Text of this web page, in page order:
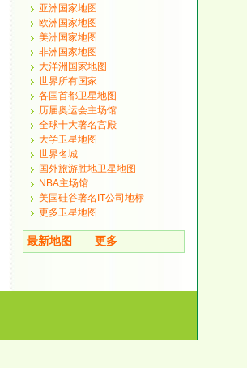
亚洲国家地图
欧洲国家地图
美洲国家地图
非洲国家地图
大洋洲国家地图
世界所有国家
各国首都卫星地图
历届奥运会主场馆
全球十大著名宫殿
大学卫星地图
世界名城
国外旅游胜地卫星地图
NBA主场馆
美国硅谷著名IT公司地标
更多卫星地图
最新地图 更多